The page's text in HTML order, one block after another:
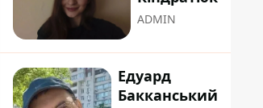
ADMIN
Едуард
Бакканський